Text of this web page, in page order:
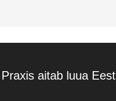
Praxis aitab luua